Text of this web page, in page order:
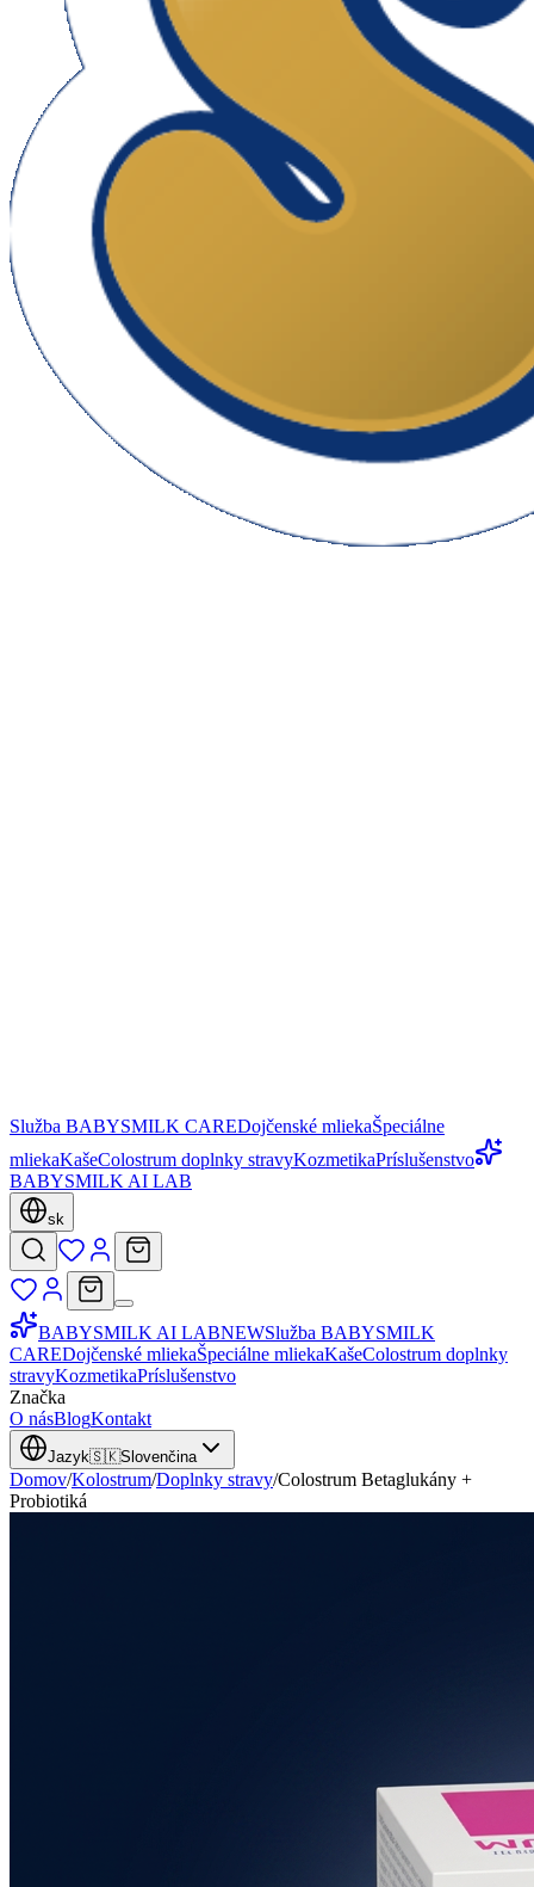
Služba BABYSMILK CAREDojčenské mliekaŠpeciálne
mliekaKašeColostrum doplnky stravyKozmetikaPríslušenstvo
BABYSMILK AI LAB
sk
BABYSMILK AI LABNEWSlužba BABYSMILK
CAREDojčenské mliekaŠpeciálne mliekaKašeColostrum doplnky
stravyKozmetikaPríslušenstvo
Značka
O násBlogKontakt
Jazyk🇸🇰Slovenčina
Domov/Kolostrum/Doplnky stravy/Colostrum Betaglukány +
Probiotiká